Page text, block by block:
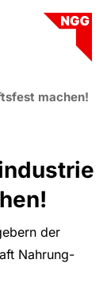
machen!
der
Nahrung-